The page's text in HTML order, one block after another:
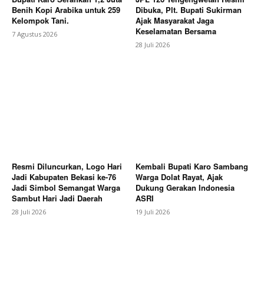
Magazine PRO
SUBSCRIBE NOW
Benih Kopi Arabika untuk 259
Kelompok Tani.
7 Agustus 2026
Dibuka, Plt. Bupati Sukirman
Ajak Masyarakat Jaga
Keselamatan Bersama
28 Juli 2026
Resmi Diluncurkan, Logo Hari
Jadi Kabupaten Bekasi ke-76
Jadi Simbol Semangat Warga
Sambut Hari Jadi Daerah
28 Juli 2026
Kembali Bupati Karo Sambang
Warga Dolat Rayat, Ajak
Dukung Gerakan Indonesia
ASRI
19 Juli 2026